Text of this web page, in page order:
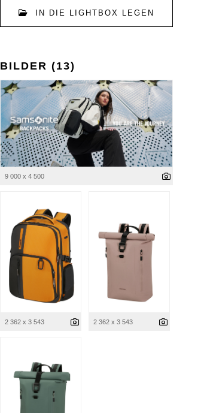
IN DIE LIGHTBOX LEGEN
BILDER (13)
9 000 x 4 500
2 362 x 3 543 2 362 x 3 543